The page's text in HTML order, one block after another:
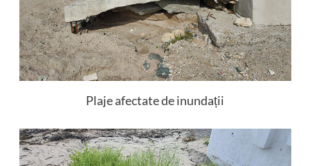
Plaje afectate de inundații